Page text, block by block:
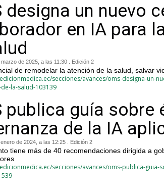
designa un nuevo
en IA para
de 2025, a las 11:30 . Edición 2
de remodelar la atención de la salud, salvar
secciones/avances/oms-designa-un-
la-salud-103139
publica guía sobre
de la IA
de 2024, a las 12:25 . Edición 2
tiene más de 40 recomendaciones dirigida a
secciones/avances/oms-publica-